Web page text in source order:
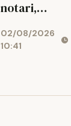
notari,
și bănci,
afectați de
02/08/2026
10:41